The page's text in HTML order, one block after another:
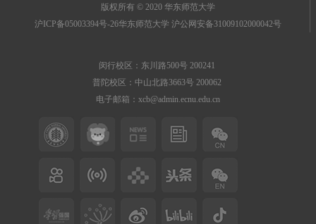
版权所有 © 2020 华东师范大学
沪ICP备05003394号-26华东师范大学 沪公网安备31009102000042号
闵行校区：东川路500号 200241
普陀校区：中山北路3663号 200062
电子邮箱：xcb@admin.ecnu.edu.cn